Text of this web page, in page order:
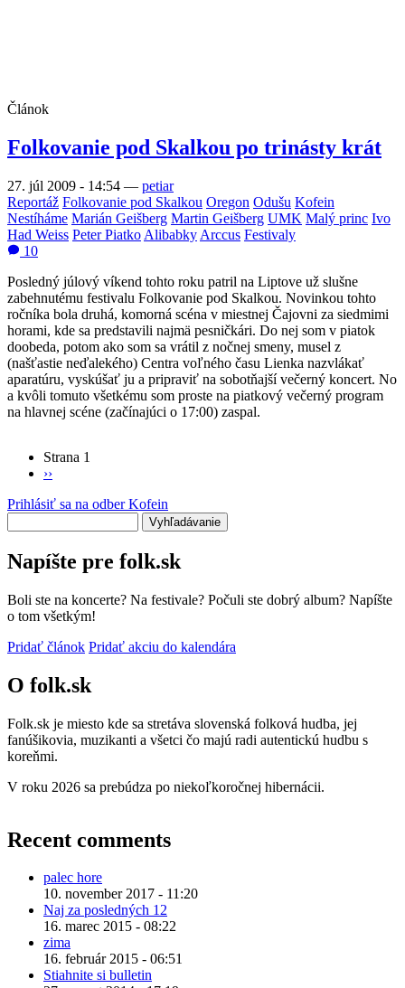
Článok
Folkovanie pod Skalkou po trinásty krát
27. júl 2009 - 14:54 — petiar
Reportáž Folkovanie pod Skalkou Oregon Odušu Kofein
Nestíháme Marián Geišberg Martin Geišberg UMK Malý princ Ivo
Had Weiss Peter Piatko Alibabky Arccus Festivaly
10
Posledný júlový víkend tohto roku patril na Liptove už slušne
zabehnutému festivalu Folkovanie pod Skalkou. Novinkou tohto
ročníka bola druhá, komorná scéna v miestnej Čajovni za siedmimi
horami, kde sa predstavili najmä pesničkári. Do nej som v piatok
doobeda, potom ako som sa vrátil z nočnej smeny, musel z
(našťastie neďalekého) Centra voľného času Lienka nazvlákať
aparatúru, vyskúšať ju a pripraviť na sobotňajší večerný koncert. No
a kvôli tomuto všetkému som proste na piatkový večerný program
na hlavnej scéne (začínajúci o 17:00) zaspal.
Stránkovanie
Strana 1
Ďalšia
››
Prihlásiť sa na odber Kofein
Napíšte pre folk.sk
Boli ste na koncerte? Na festivale? Počuli ste dobrý album? Napíšte
o tom všetkým!
Pridať článok Pridať akciu do kalendára
O folk.sk
Folk.sk je miesto kde sa stretáva slovenská folková hudba, jej
fanúšikovia, muzikanti a všetci čo majú radi autentickú hudbu s
koreňmi.
V roku 2026 sa prebúdza po niekoľkoročnej hibernácii.
Recent comments
palec hore
10. november 2017 - 11:20
Naj za posledných 12
16. marec 2015 - 08:22
zima
16. február 2015 - 06:51
Stiahnite si bulletin